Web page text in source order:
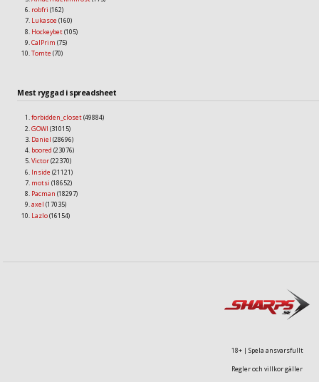
robfri (162)
Lukasoe (160)
Hockeybet(105)
CalPrim (75)
Tomte (70)
Mest ryggad i spreadsheet
forbidden_closet(49884)
GOWI (31015)
Daniel (28696)
boored (23076)
Victor(22370)
Inside (21121)
motsi (18652)
Pacman (18297)
axel (17035)
Lazlo(16154)
18+ | Spela ansvarsfullt
Regler och villkor gäller